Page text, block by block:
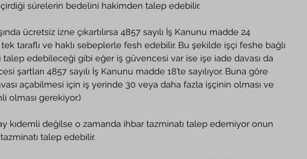
sürelerin bedelini hakimden talep edebilir.
taraflı ve haklı sebeplerle fesh edebilir. Bu şekilde işçi feshe bağlı
talep edebileceği gibi eğer iş güvencesi var ise işe iade davası da
şartları 4857 sayılı İş Kanunu madde 18’te sayılıyor. Buna göre
açabilmesi için iş yerinde 30 veya daha fazla işçinin olması ve
olması gerekiyor.)
talep edebilir.